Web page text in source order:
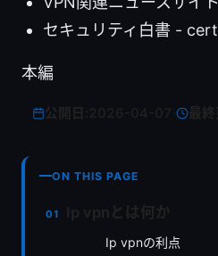
セキュリティ白書 -
本編
最終
ON THIS PAGE
Ip vpnの利点